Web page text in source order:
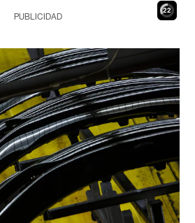
21
PUBLICIDAD